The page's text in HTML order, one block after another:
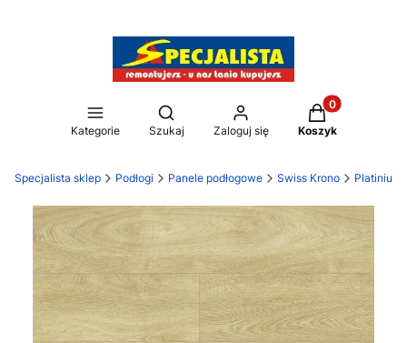
Kategorie
Otwórz wyszukiwarkę
Szukaj Zaloguj się
Produkty w
Koszyk
Specjalista sklep Podłogi Panele podłogowe Swiss Krono Platinium